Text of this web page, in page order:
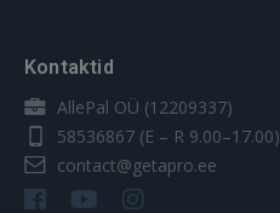
Kontaktid
AllePal OÜ (12209337)
58536867 (E – R 9.00–17.00)
contact@getapro.ee